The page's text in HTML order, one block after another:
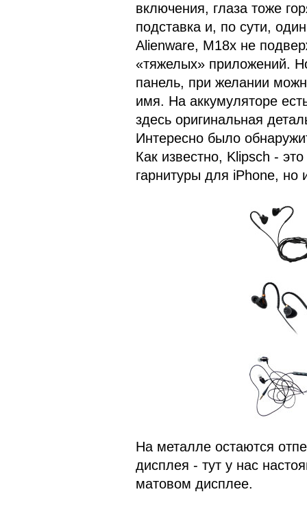
включения, глаза тоже
подставка и, по сути,
Alienware, M18x не
«тяжелых» приложений.
панель, при желании
имя. На аккумуляторе
здесь оригинальная
Интересно было
Как известно, Klipsch -
гарнитуры для iPhone, но
На металле остаются
дисплея - тут у нас
матовом дисплее.